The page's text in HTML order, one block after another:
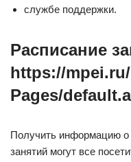
службе поддержки.
Расписание
https://
Pages/
Получить информацию о
занятий могут все